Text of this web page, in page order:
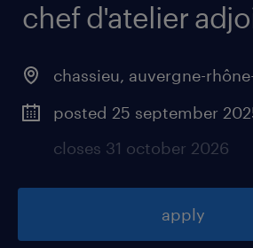
chef d'atelier
chassieu, auvergne-
posted 25 september
closes 31 october 2026
apply